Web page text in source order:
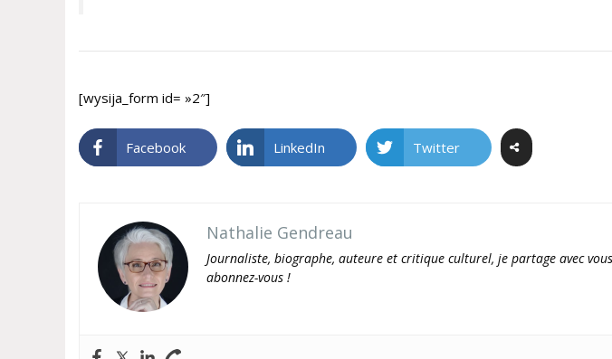
[wysija_form id= »2″]
Facebook LinkedIn Twitter
Nathalie Gendreau
Journaliste, biographe, auteure et critique culturel, je partage avec
abonnez-vous !